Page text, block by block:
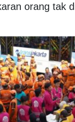
orang tak